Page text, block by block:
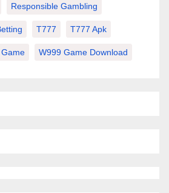
Responsible Gambling
T777 T777 Apk
W999 Game Download